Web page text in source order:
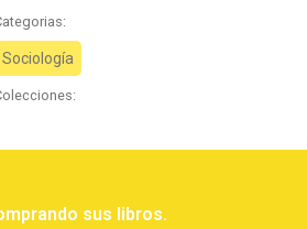
Sociología
sus libros.